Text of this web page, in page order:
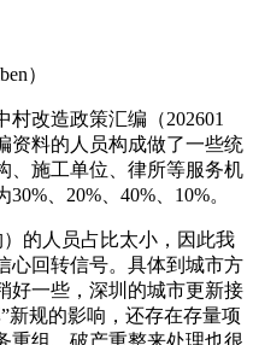
）
改造政策汇编（202601
资料的人员构成做了一些统
、施工单位、律所等服务机
、20%、40%、10%。
的人员占比太小，因此我
心回转信号。具体到城市方
好一些，深圳的城市更新接
新规的影响，还存在存量项